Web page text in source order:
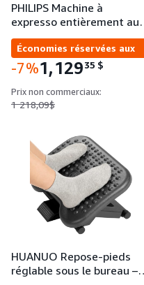
PHILIPS Machine à
expresso entièrement
Économies réservées aux
entreprises
-7%1,12935 $
Prix non commerciaux:
1 218,09$
HUANUO Repose-pieds
réglable sous le bureau